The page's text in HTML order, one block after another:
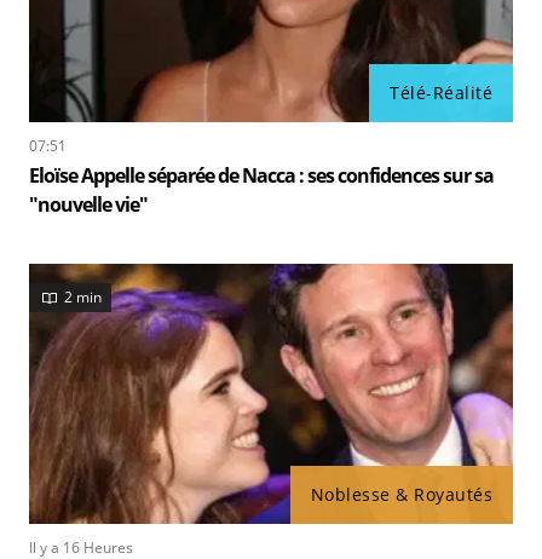
Télé-Réalité
07:51
Eloïse Appelle séparée de Nacca : ses confidences sur sa
"nouvelle vie"
Noblesse & Royautés
2 min
Il y a 16 Heures